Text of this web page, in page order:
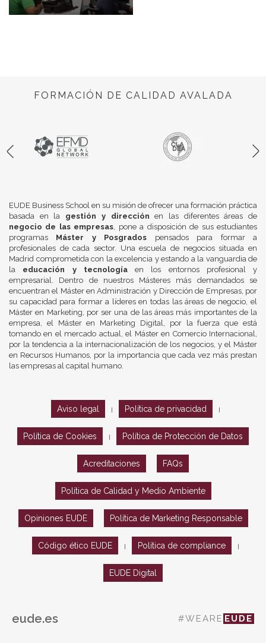
FORMACIÓN DE CALIDAD AVALADA
EUDE Business School en su misión de ofrecer una formación práctica
basada en la gestión y dirección en las diferentes áreas de
negocio de las empresas, pone a disposición de sus estudiantes
programas Máster y Posgrados pensados para formar a
profesionales de cada sector. Una escuela de negocios situada en
Madrid comprometida con la excelencia y estando a la vanguardia de
la educación y tecnologíaen los entornos profesional y
empresarial. Dentro de nuestros Másteres más demandados se
encuentran el Máster en Administración y Dirección de Empresas, por
su capacidad para formar a líderes en todas las áreas de negocio, el
Máster en Marketing, por ser una de las áreas más importantes de la
empresa, el Máster en Marketing Digital, por la fuerza que está
tomando en el mercado actual, el Máster en Comercio Internacional,
por la tendencia a la internacionalización de los negocios, y el Máster
en Recursos Humanos, por la importancia que cada vez más prestan
las empresas al capital humano.
Aviso legal Política de privacidad
Política de Cookies Política de Protección de Datos
Acreditaciones FAQs
Política de Calidad y Medio Ambiente
Opiniones EUDE Política de Marketing Responsable
Código ético EUDE Política de compliance
EUDE Digital
eude.es #WEARE EUDE